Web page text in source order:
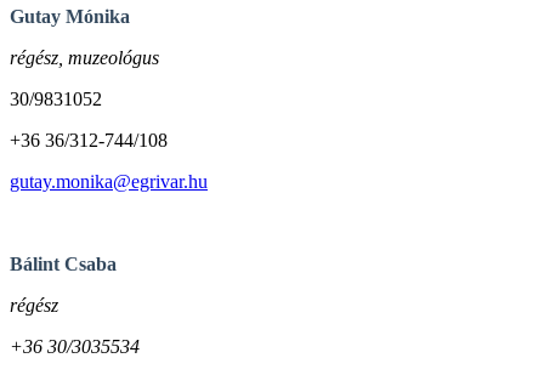
Gutay Mónika
régész, muzeológus
30/9831052
+36 36/312-744/108
gutay.monika@egrivar.hu
Bálint Csaba
régész
+36 30/3035534